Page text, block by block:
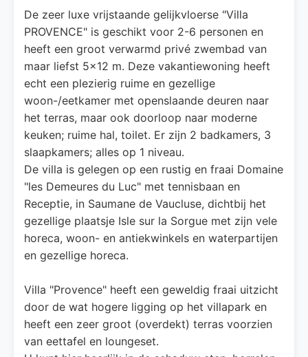
De zeer luxe vrijstaande gelijkvloerse "Villa
PROVENCE" is geschikt voor 2-6 personen en
heeft een groot verwarmd privé zwembad van
maar liefst 5x12 m. Deze vakantiewoning heeft
echt een plezierig ruime en gezellige
woon-/eetkamer met openslaande deuren naar
het terras, maar ook doorloop naar moderne
keuken; ruime hal, toilet. Er zijn 2 badkamers, 3
slaapkamers; alles op 1 niveau.
De villa is gelegen op een rustig en fraai Domaine
"les Demeures du Luc" met tennisbaan en
Receptie, in Saumane de Vaucluse, dichtbij het
gezellige plaatsje Isle sur la Sorgue met zijn vele
horeca, woon- en antiekwinkels en waterpartijen
en gezellige horeca.
Villa "Provence" heeft een geweldig fraai uitzicht
door de wat hogere ligging op het villapark en
heeft een zeer groot (overdekt) terras voorzien
van eettafel en loungeset.